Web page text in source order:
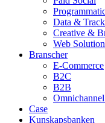
Data &
Creative &
Web
Branscher
E-Commerce
B2C
B2B
Case
Kunskaps­banken